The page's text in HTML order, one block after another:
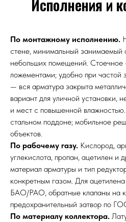
Исполнения и
По монтажному исполнению.
стене, минимальный занимаемый
небольших помещений. Стоечное
ложементами; удобно при
— вся арматура закрыта
вариант для уличной установки,
и мест с повышенной
стальном поддоне; мобильное
объектов.
По рабочему газу. Кислород,
углекислота, пропан, ацетилен и
материал арматуры и тип
конкретным газом. Для
БАО/РАО, обратные клапаны на
предохранительный затвор по
По материалу коллектора.